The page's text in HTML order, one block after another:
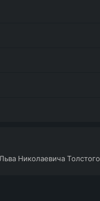
Николаевича Толстого